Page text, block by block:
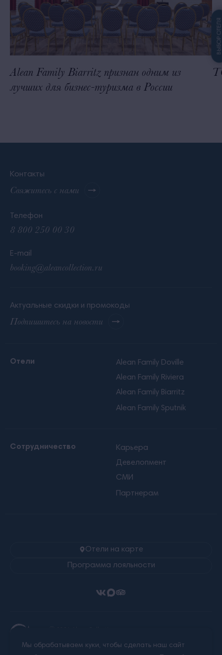
Alean Family Biarritz признан одним из
лучших для бизнес-туризма в России
Контакты
Свяжитесь с нами
Телефон
8 800 250 00 30
E-mail
booking@aleancollection.ru
Актуальные скидки и промокоды
Подпишитесь на новости
Отели
Alean Family Doville
Alean Family Riviera
Alean Family Biarritz
Alean Family Sputnik
Сотрудничество
Карьера
Девелопмент
СМИ
Партнерам
Отели на карте
Программа лояльности
Любое использование материалов сайта без
ВЫБОР ОТЕЛЯ
Мы обрабатываем куки, чтобы сделать наш сайт